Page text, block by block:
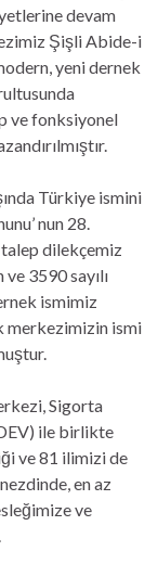
devam
Şişli Abide-i
yeni dernek
ve fonksiyonel
Türkiye ismini
nun 28.
talep dilekçemiz
ve 3590 sayılı
ismimiz
merkezimizin ismi
Sigorta
ile birlikte
ve 81 ilimizi de
en az
ve